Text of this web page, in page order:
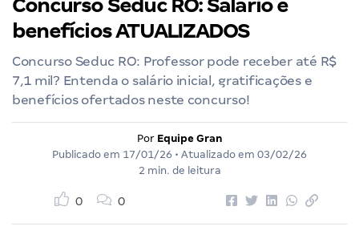
Concurso Seduc RO: Salário e
benefícios ATUALIZADOS
Concurso Seduc RO: Professor pode receber até R$
7,1 mil? Entenda o salário inicial, gratificações e
benefícios ofertados neste concurso!
Por Equipe Gran
Publicado em 17/01/26 • Atualizado em 03/02/26
2 min. de leitura
0 0